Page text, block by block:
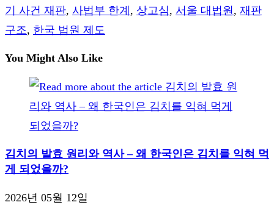
기 사건 재판, 사법부 한계 , 상고심, 서울 대법원 , 재판
구조, 한국 법원 제도
You Might Also Like
김치의 발효 원리와 역사 – 왜 한국인은 김치를 익혀 먹
게 되었을까?
2026년 05월 12일